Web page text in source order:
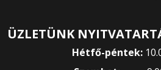
ÜZLETÜNK
Hétfő-péntek: